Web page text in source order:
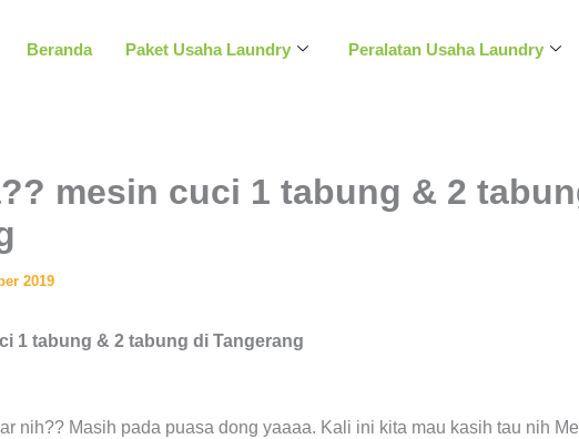
Beranda Paket Usaha Laundry Peralatan Usaha Laundry
mesin cuci 1 tabung & 2
2019
1 tabung & 2 tabung di Tangerang
nih?? Masih pada puasa dong yaaaa. Kali ini kita mau kasih tau nih